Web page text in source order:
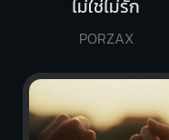
ไม่ใช่ไม่รัก
PORZAX